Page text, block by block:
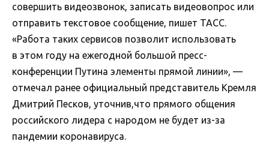
совершить видеозвонок, записать видеовопрос или
отправить текстовое сообщение, пишет ТАСС.
«Работа таких сервисов позволит использовать
в этом году на ежегодной большой пресс-
конференции Путина элементы прямой линии», —
отмечал ранее официальный представитель Кремля
Дмитрий Песков, уточнив,что прямого общения
российского лидера с народом не будет из-за
пандемии коронавируса.